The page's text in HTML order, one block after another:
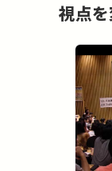
視点